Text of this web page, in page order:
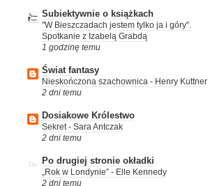
Subiektywnie o książkach
"W Bieszczadach jestem tylko ja i góry".
Spotkanie z Izabelą Grabdą
1 godzinę temu
Świat fantasy
Nieskończona szachownica - Henry Kuttner
2 dni temu
Dosiakowe Królestwo
Sekret - Sara Antczak
2 dni temu
Po drugiej stronie okładki
„Rok w Londynie” - Elle Kennedy
2 dni temu